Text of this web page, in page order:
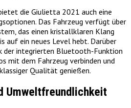
die Giulietta 2021 auch eine
Das Fahrzeug verfügt über
das einen kristallklaren Klang
auf ein neues Level hebt. Darüber
der integrierten Bluetooth-Funktion
mit dem Fahrzeug verbinden und
Qualität genießen.
Umweltfreundlichkeit